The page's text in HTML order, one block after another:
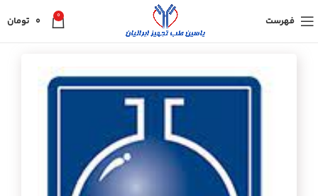
فهرست 0
0 تومان